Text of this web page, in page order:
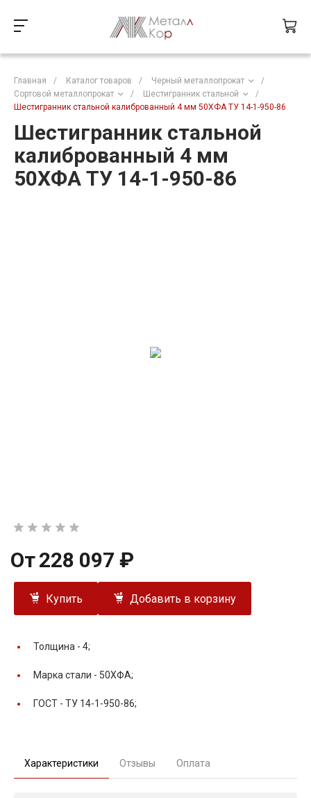
Главная / Каталог товаров / Черный металлопрокат
/
Сортовой металлопрокат
/ Шестигранник стальной
/
Шестигранник стальной калиброванный 4 мм 50ХФА ТУ 14-1-950-86
Шестигранник стальной
калиброванный 4 мм
50ХФА ТУ 14-1-950-86
От228 097 ₽
Купить Добавить в корзину
Толщина - 4;
Марка стали - 50ХФА;
ГОСТ - ТУ 14-1-950-86;
Характеристики Отзывы Оплата